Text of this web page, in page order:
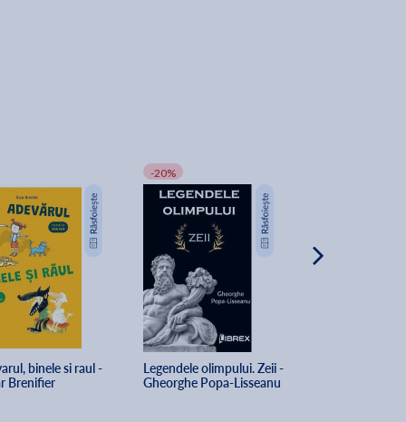
binele si raul -
Brenifier
-20%
Legendele olimpului. Zeii -
Gheorghe Popa-Lisseanu